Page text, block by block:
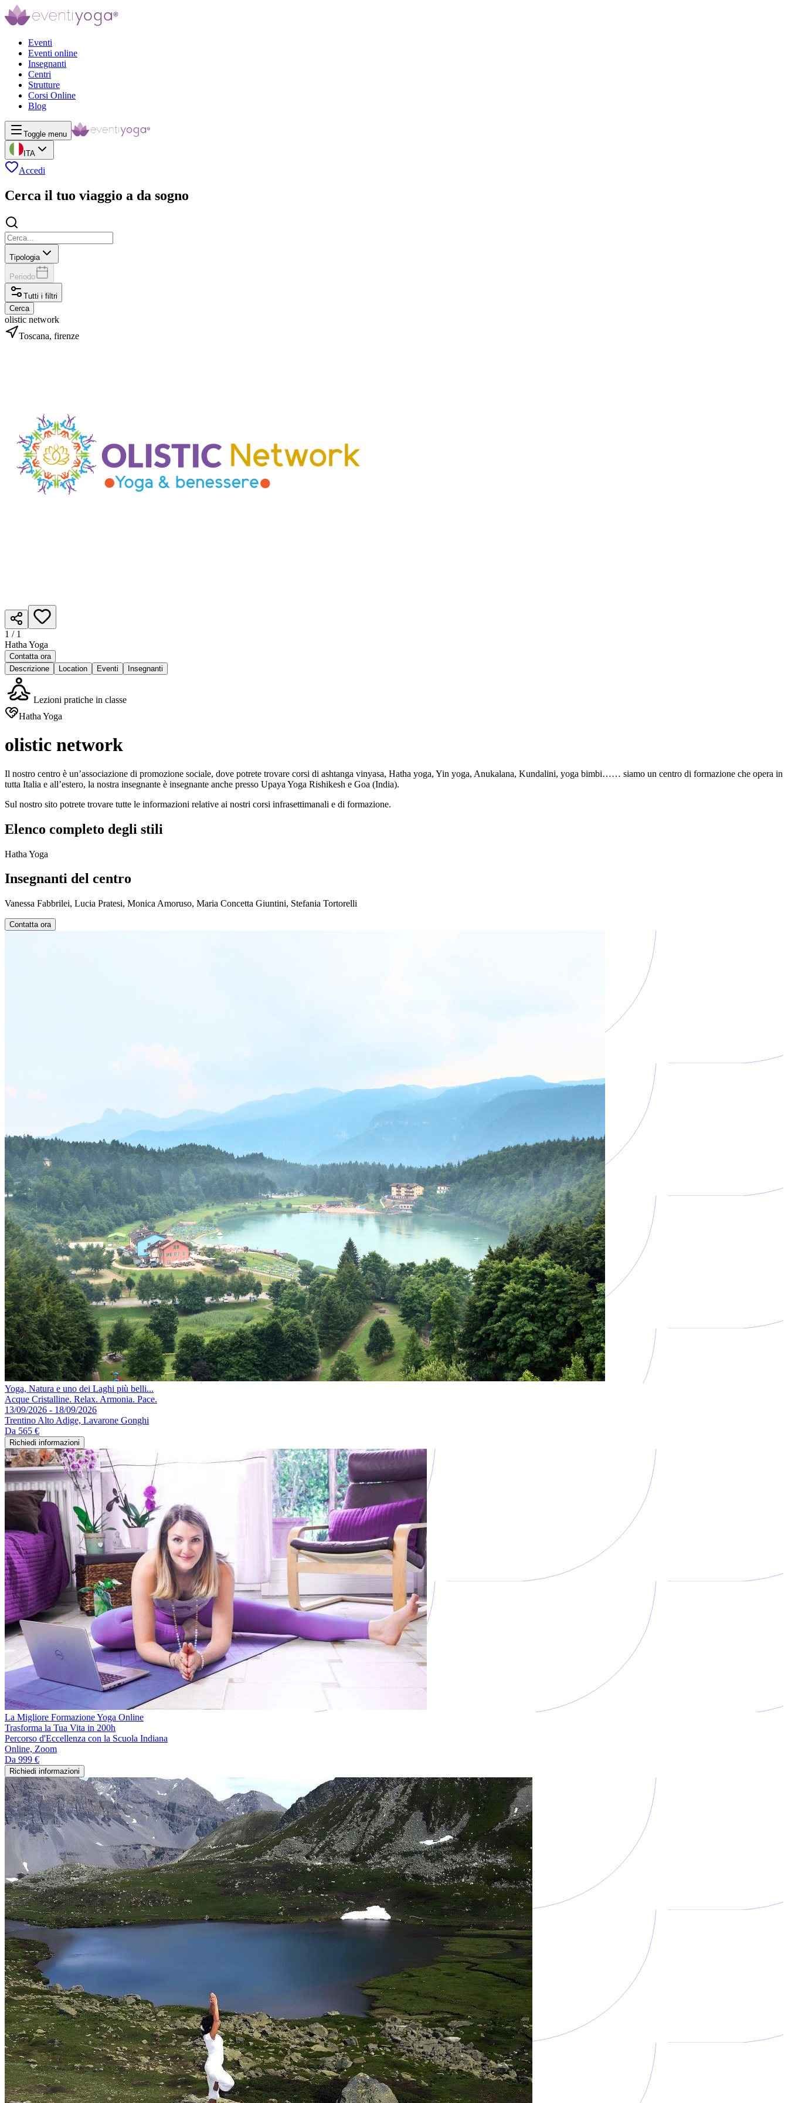
Eventi
Eventi online
Insegnanti
Centri
Strutture
Corsi Online
Blog
Toggle menu
ITA
Accedi
Cerca il tuo viaggio a da sogno
Tipologia
Periodo
Tutti i filtri
Cerca
olistic network
Toscana, firenze
1 / 1
Hatha Yoga
Contatta ora
Descrizione
Location Eventi Insegnanti
Lezioni pratiche in classe
Hatha Yoga
olistic network
Il nostro centro è un’associazione di promozione sociale, dove potrete trovare corsi di ashtanga vinyasa, Hatha yoga, Yin yoga, Anukalana, Kundalini, yoga bimbi…… siamo un centro di formazione che opera in
tutta Italia e all’estero, la nostra insegnante è insegnante anche presso Upaya Yoga Rishikesh e Goa (India).
Sul nostro sito potrete trovare tutte le informazioni relative ai nostri corsi infrasettimanali e di formazione.
Elenco completo degli stili
Hatha Yoga
Insegnanti del centro
Vanessa Fabbrilei, Lucia Pratesi, Monica Amoruso, Maria Concetta Giuntini, Stefania Tortorelli
Contatta ora
Yoga, Natura e uno dei Laghi più belli...
Acque Cristalline. Relax. Armonia. Pace.
13/09/2026 - 18/09/2026
Trentino Alto Adige, Lavarone Gonghi
Da 565 €
Richiedi informazioni
La Migliore Formazione Yoga Online
Trasforma la Tua Vita in 200h
Percorso d'Eccellenza con la Scuola Indiana
Online, Zoom
Da 999 €
Richiedi informazioni